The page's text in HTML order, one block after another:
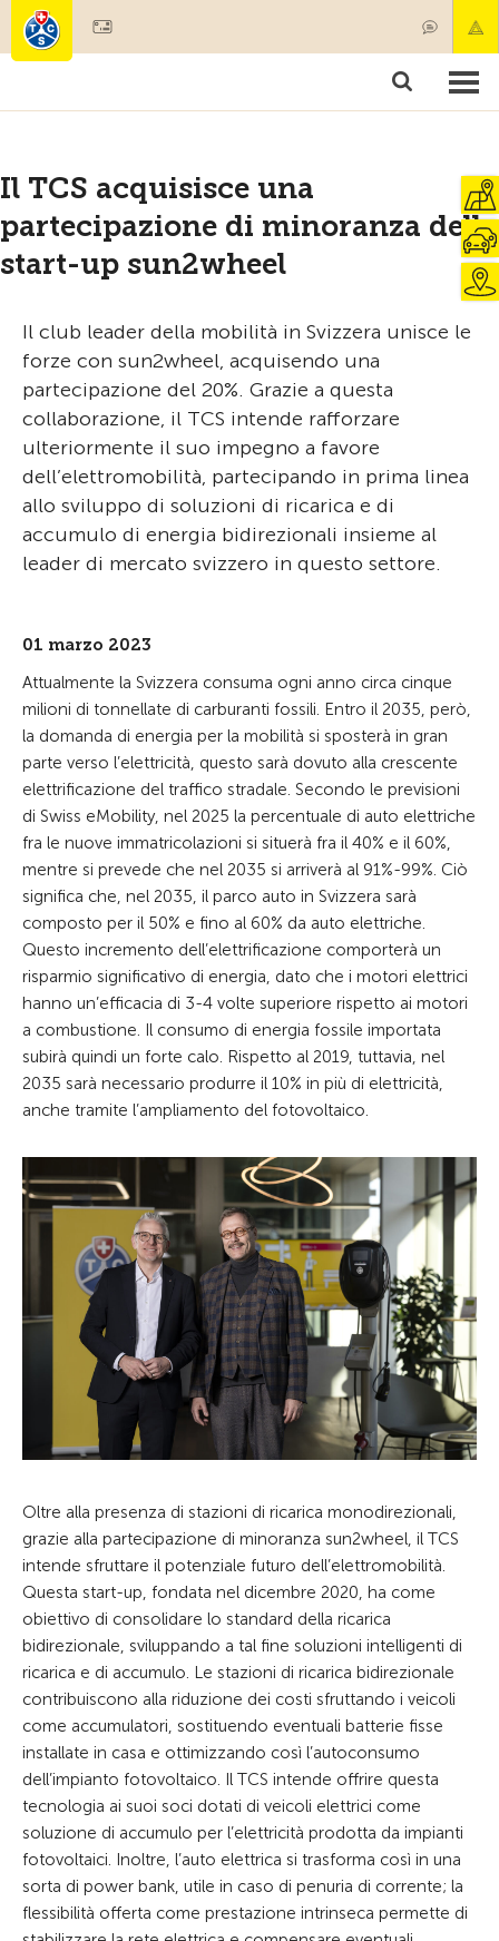
Societariato & prestazioni
Il TCS acquisisce una
partecipazione di minoranza della
start-up sun2wheel
Il club leader della mobilità in Svizzera unisce le
forze con sun2wheel, acquisendo una
partecipazione del 20%. Grazie a questa
collaborazione, il TCS intende rafforzare
ulteriormente il suo impegno a favore
dell’elettromobilità, partecipando in prima linea
allo sviluppo di soluzioni di ricarica e di
accumulo di energia bidirezionali insieme al
leader di mercato svizzero in questo settore.
01 marzo 2023
Attualmente la Svizzera consuma ogni anno circa cinque
milioni di tonnellate di carburanti fossili. Entro il 2035, però,
la domanda di energia per la mobilità si sposterà in gran
parte verso l’elettricità, questo sarà dovuto alla crescente
elettrificazione del traffico stradale. Secondo le previsioni
di Swiss eMobility, nel 2025 la percentuale di auto elettriche
fra le nuove immatricolazioni si situerà fra il 40% e il 60%,
mentre si prevede che nel 2035 si arriverà al 91%-99%. Ciò
significa che, nel 2035, il parco auto in Svizzera sarà
composto per il 50% e fino al 60% da auto elettriche.
Questo incremento dell’elettrificazione comporterà un
risparmio significativo di energia, dato che i motori elettrici
hanno un’efficacia di 3-4 volte superiore rispetto ai motori
a combustione. Il consumo di energia fossile importata
subirà quindi un forte calo. Rispetto al 2019, tuttavia, nel
2035 sarà necessario produrre il 10% in più di elettricità,
anche tramite l’ampliamento del fotovoltaico.
Oltre alla presenza di stazioni di ricarica monodirezionali,
grazie alla partecipazione di minoranza sun2wheel, il TCS
intende sfruttare il potenziale futuro dell’elettromobilità.
Questa start-up, fondata nel dicembre 2020, ha come
obiettivo di consolidare lo standard della ricarica
bidirezionale, sviluppando a tal fine soluzioni intelligenti di
ricarica e di accumulo. Le stazioni di ricarica bidirezionale
contribuiscono alla riduzione dei costi sfruttando i veicoli
come accumulatori, sostituendo eventuali batterie fisse
installate in casa e ottimizzando così l’autoconsumo
dell’impianto fotovoltaico. Il TCS intende offrire questa
tecnologia ai suoi soci dotati di veicoli elettrici come
soluzione di accumulo per l’elettricità prodotta da impianti
fotovoltaici. Inoltre, l’auto elettrica si trasforma così in una
sorta di power bank, utile in caso di penuria di corrente; la
flessibilità offerta come prestazione intrinseca permette di